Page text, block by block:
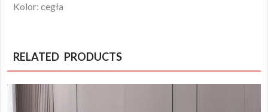
Kolor: cegła
RELATED PRODUCTS